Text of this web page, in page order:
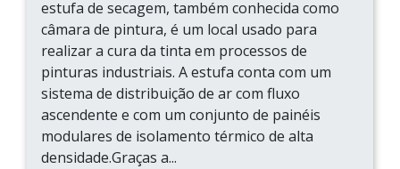
estufa de secagem, também conhecida como
câmara de pintura, é um local usado para
realizar a cura da tinta em processos de
pinturas industriais. A estufa conta com um
sistema de distribuição de ar com fluxo
ascendente e com um conjunto de painéis
modulares de isolamento térmico de alta
densidade.Graças a...